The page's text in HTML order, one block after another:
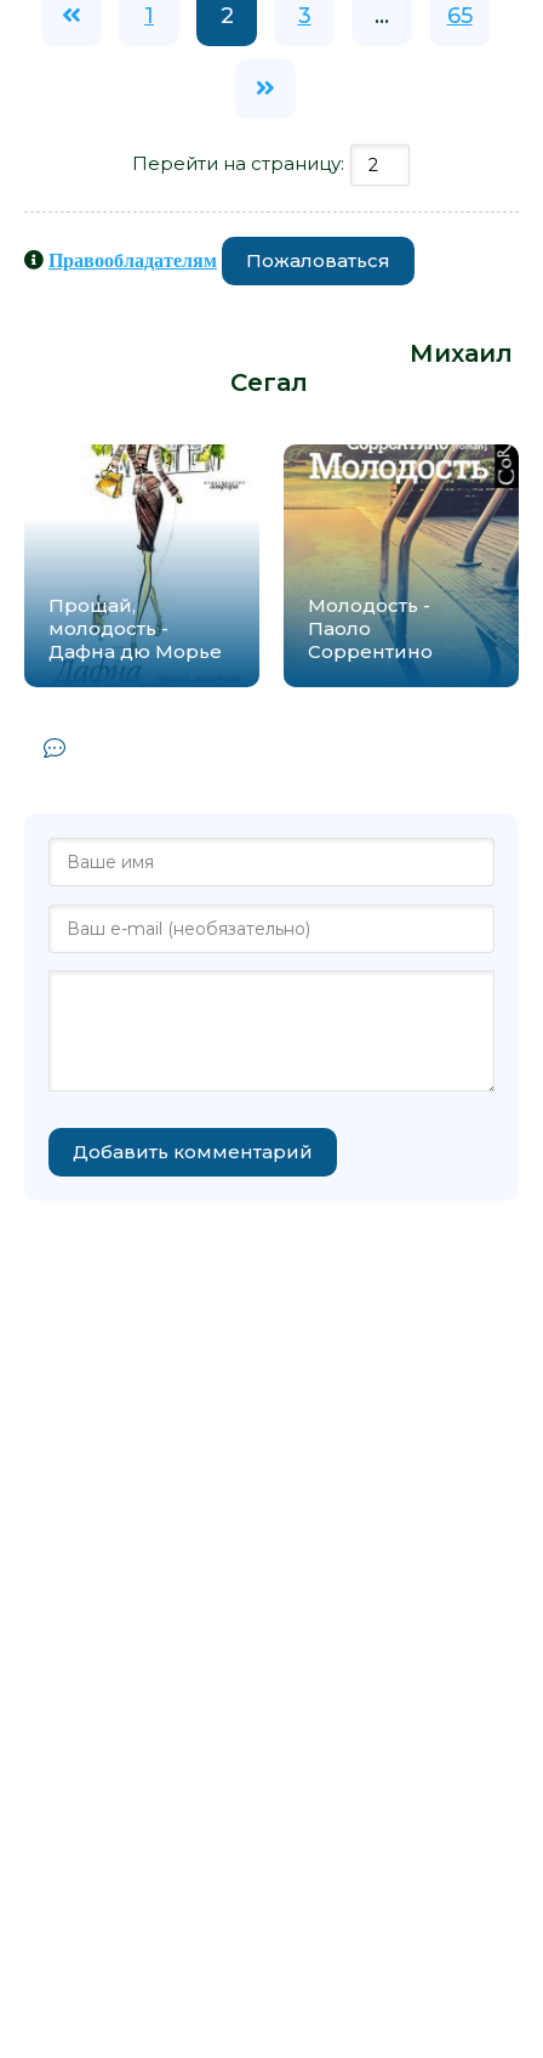
1 2 3 ... 65
Перейти на страницу:
Правообладателям Пожаловаться
Михаил
Сегал
Прощай,
молодость -
Дафна дю Морье
Молодость -
Паоло
Соррентино
Добавить комментарий